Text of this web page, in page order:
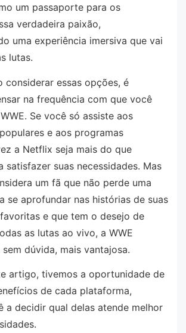
um passaporte para os
verdadeira paixão,
uma experiência imersiva que vai
lutas.
considerar essas opções, é
na frequência com que você
Se você só assiste aos
e aos programas
a Netflix seja mais do que
satisfazer suas necessidades. Mas
um fã que não perde uma
se aprofundar nas histórias de suas
e que tem o desejo de
as lutas ao vivo, a WWE
dúvida, mais vantajosa.
artigo, tivemos a oportunidade de
de cada plataforma,
a decidir qual delas atende melhor